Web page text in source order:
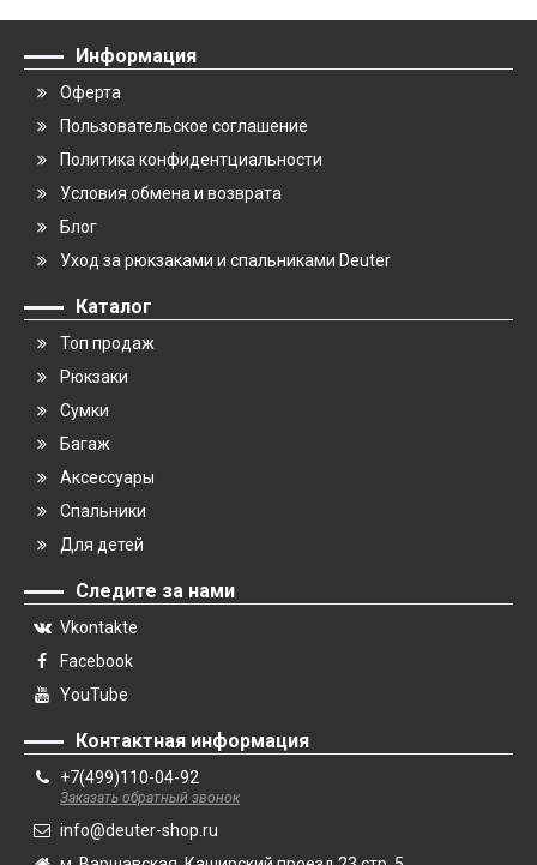
Информация
Оферта
Пользовательское соглашение
Политика конфидентциальности
Условия обмена и возврата
Блог
Уход за рюкзаками и спальниками Deuter
Каталог
Топ продаж
Рюкзаки
Сумки
Багаж
Аксессуары
Спальники
Для детей
Следите за нами
Vkontakte
Facebook
YouTube
Контактная информация
+7(499)110-04-92
Заказать обратный звонок
info@deuter-shop.ru